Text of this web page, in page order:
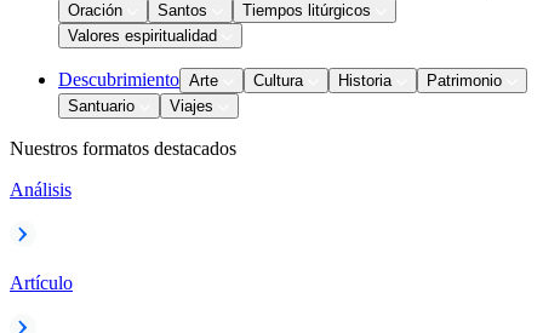
Oración
Santos
Tiempos litúrgicos
Valores espiritualidad
Descubrimiento Arte Cultura Historia
Patrimonio
Santuario
Viajes
Nuestros formatos destacados
Análisis
Artículo